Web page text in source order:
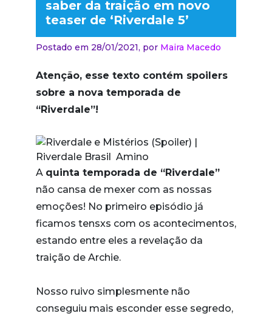
saber da traição em novo
teaser de ‘Riverdale 5’
Postado em 28/01/2021, por Maira Macedo
Atenção, esse texto contém spoilers
sobre a nova temporada de
“Riverdale”!
A quinta temporada de “Riverdale”
não cansa de mexer com as nossas
emoções! No primeiro episódio já
ficamos tensxs com os acontecimentos,
estando entre eles a revelação da
traição de Archie.
Nosso ruivo simplesmente não
conseguiu mais esconder esse segredo,